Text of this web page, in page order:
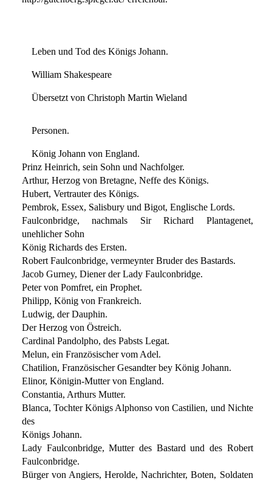
Leben und Tod des Königs Johann.
William Shakespeare
Übersetzt von Christoph Martin Wieland
Personen.
König Johann von England.
Prinz Heinrich, sein Sohn und Nachfolger.
Arthur, Herzog von Bretagne, Neffe des Königs.
Hubert, Vertrauter des Königs.
Pembrok, Essex, Salisbury und Bigot, Englische Lords.
Faulconbridge, nachmals Sir Richard Plantagenet,
unehlicher Sohn
König Richards des Ersten.
Robert Faulconbridge, vermeynter Bruder des Bastards.
Jacob Gurney, Diener der Lady Faulconbridge.
Peter von Pomfret, ein Prophet.
Philipp, König von Frankreich.
Ludwig, der Dauphin.
Der Herzog von Östreich.
Cardinal Pandolpho, des Pabsts Legat.
Melun, ein Französischer vom Adel.
Chatilion, Französischer Gesandter bey König Johann.
Elinor, Königin-Mutter von England.
Constantia, Arthurs Mutter.
Blanca, Tochter Königs Alphonso von Castilien, und Nichte
des
Königs Johann.
Lady Faulconbridge, Mutter des Bastard und des Robert
Faulconbridge.
Bürger von Angiers, Herolde, Nachrichter, Boten, Soldaten